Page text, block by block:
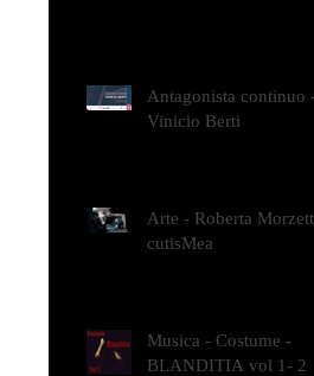
Antagonista continuo
Vinicio Berti
Arte - Roberta
cutisMea
Musica - Costume -
BLANDITIA vol 1- 2